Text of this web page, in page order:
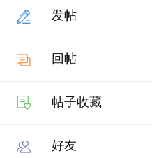
发帖
回帖
帖子收藏
好友